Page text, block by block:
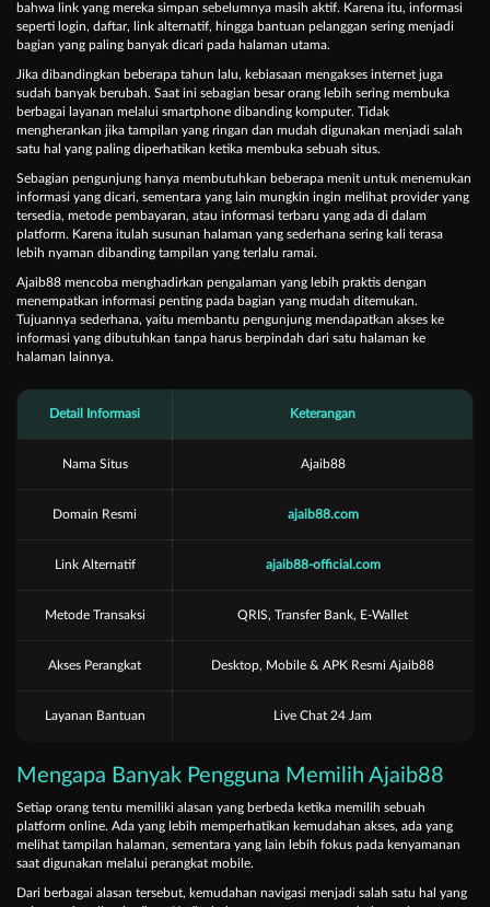
bahwa link yang mereka simpan sebelumnya masih aktif. Karena itu, informasi
seperti login, daftar, link alternatif, hingga bantuan pelanggan sering menjadi
bagian yang paling banyak dicari pada halaman utama.
Jika dibandingkan beberapa tahun lalu, kebiasaan mengakses internet juga
sudah banyak berubah. Saat ini sebagian besar orang lebih sering membuka
berbagai layanan melalui smartphone dibanding komputer. Tidak
mengherankan jika tampilan yang ringan dan mudah digunakan menjadi salah
satu hal yang paling diperhatikan ketika membuka sebuah situs.
Sebagian pengunjung hanya membutuhkan beberapa menit untuk menemukan
informasi yang dicari, sementara yang lain mungkin ingin melihat provider yang
tersedia, metode pembayaran, atau informasi terbaru yang ada di dalam
platform. Karena itulah susunan halaman yang sederhana sering kali terasa
lebih nyaman dibanding tampilan yang terlalu ramai.
Ajaib88 mencoba menghadirkan pengalaman yang lebih praktis dengan
menempatkan informasi penting pada bagian yang mudah ditemukan.
Tujuannya sederhana, yaitu membantu pengunjung mendapatkan akses ke
informasi yang dibutuhkan tanpa harus berpindah dari satu halaman ke
halaman lainnya.
Detail Informasi Keterangan
Nama Situs Ajaib88
Domain Resmi ajaib88.com
Link Alternatif ajaib88-official.com
Metode Transaksi QRIS, Transfer Bank, E-Wallet
Akses Perangkat Desktop, Mobile & APK Resmi Ajaib88
Layanan Bantuan Live Chat 24 Jam
Mengapa Banyak Pengguna Memilih Ajaib88
Setiap orang tentu memiliki alasan yang berbeda ketika memilih sebuah
platform online. Ada yang lebih memperhatikan kemudahan akses, ada yang
melihat tampilan halaman, sementara yang lain lebih fokus pada kenyamanan
saat digunakan melalui perangkat mobile.
Dari berbagai alasan tersebut, kemudahan navigasi menjadi salah satu hal yang